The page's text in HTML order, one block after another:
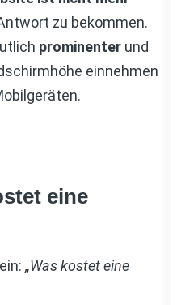
zu bekommen.
prominenter und
einnehmen
eine
„Was kostet eine